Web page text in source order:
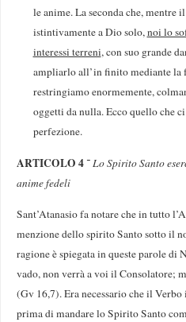
le anime. La seconda che, mentre
istintivamente a Dio solo, noi lo
interessi terreni, con suo grande
ampliarlo all’in finito mediante
restringiamo enormemente,
oggetti da nulla. Ecco quello che
perfezione.
ARTICOLO 4 ־Lo Spirito Santo
anime fedeli
Sant’Atanasio fa notare che in tutto
menzione dello spirito Santo sotto il
ragione è spiegata in queste parole di
vado, non verrà a voi il Consolatore;
(Gv 16,7). Era necessario che il
prima di mandare lo Spirito Santo